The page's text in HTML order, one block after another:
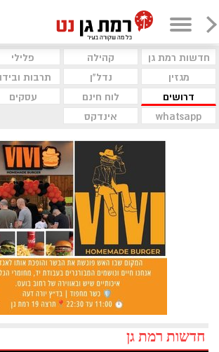
חדשות רמת גן קהילה פלילי
מגזין
נדל"ן תרבות
דרושים
לוח חינם עסקים
whatsapp
אינדקס
קונים ותורמים
בקניון גבעתיים
המאבק למען השבת
גבעתיים תוצב עמדה
למטה משפחות
אסטרולוגיה - עוזי
תחזית שבועית על פי